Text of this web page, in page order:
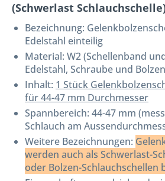
(Schwerlast
Bezeichnung:
Edelstahl einteilig
Material: W2 (Schellenband
Edelstahl, Schraube und
Inhalt: 1 Stück
für 44-47 mm Durchmesser
Spannbereich: 44-47 mm
Schlauch am
Weitere Bezeichnungen:
werden auch als Schwerlast-
oder Bolzen-Schlauchschellen